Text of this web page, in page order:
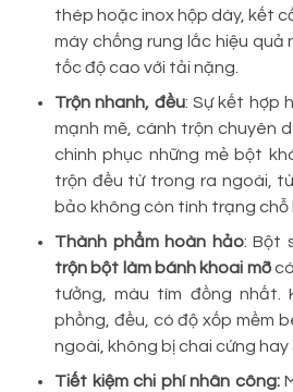
thép hoặc inox hộp dày, kết
máy chống rung lắc hiệu quả
tốc độ cao với tải nặng.
Trộn nhanh, đều: Sự kết hợp
mạnh mẽ, cánh trộn chuyên
chinh phục những mẻ bột
trộn đều từ trong ra ngoài,
bảo không còn tình trạng chỗ
Thành phẩm hoàn hảo: Bột
trộn bột làm bánh khoai mỡcó
tưởng, màu tím đồng nhất.
phồng, đều, có độ xốp mềm
ngoài, không bị chai cứng hay
Tiết kiệm chi phí nhân công: